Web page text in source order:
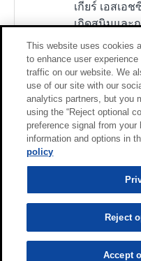
เกียร์ เอสเอ
เกิดสนิมและ
ต้องการการ
น้ำมันประเภ
ไส้กรองอย่าง
กลางและสา
และโลหะไม่
This website uses cookies
to enhance user
traffic on our website. We
use of our site with our
analytics partners, but you
using the “Reject optional
preference signal from
information and options in
policy
Reject
Accept